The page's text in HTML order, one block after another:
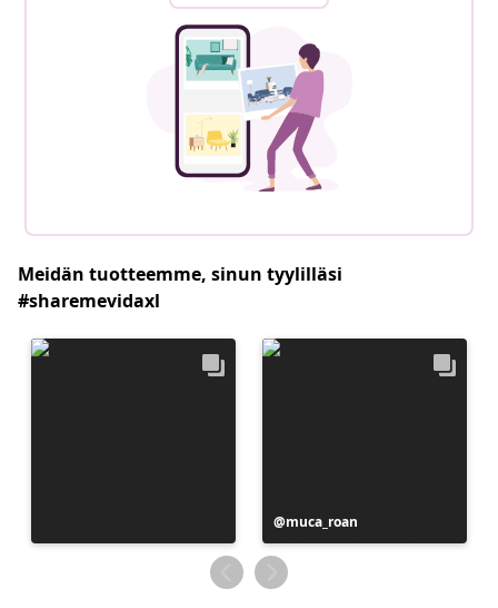
Meidän tuotteemme, sinun tyylilläsi
#sharemevidaxl
Julkaissut
muca_roan